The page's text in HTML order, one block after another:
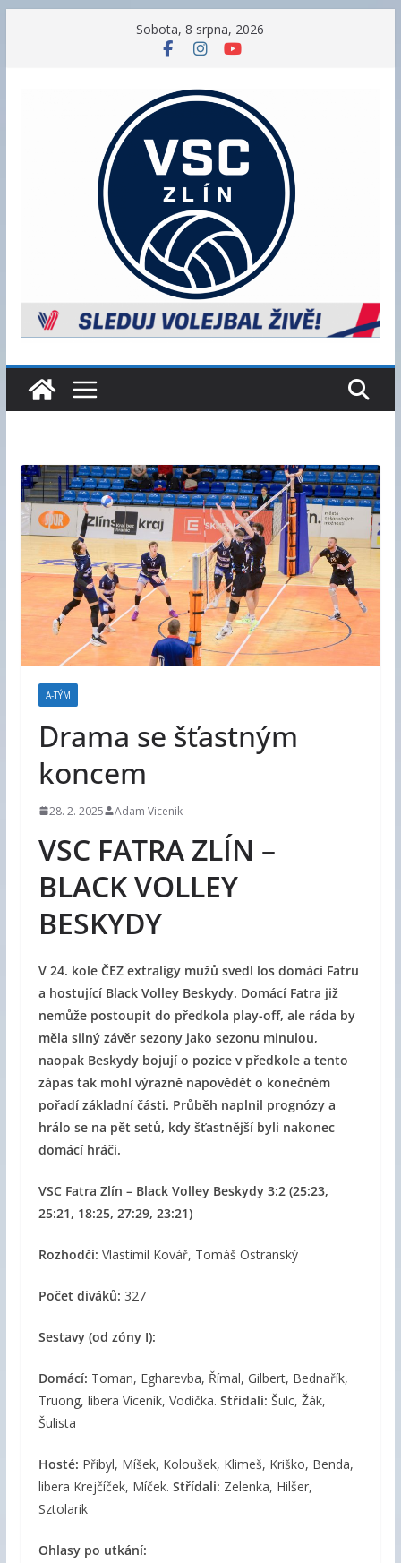
Sobota, 8 srpna, 2026
A-TÝM
Drama se šťastným
koncem
28. 2. 2025 Adam Vicenik
VSC FATRA ZLÍN –
BLACK VOLLEY
BESKYDY
V 24. kole ČEZ extraligy mužů svedl los domácí Fatru
a hostující Black Volley Beskydy. Domácí Fatra již
nemůže postoupit do předkola play-off, ale ráda by
měla silný závěr sezony jako sezonu minulou,
naopak Beskydy bojují o pozice v předkole a tento
zápas tak mohl výrazně napovědět o konečném
pořadí základní části. Průběh naplnil prognózy a
hrálo se na pět setů, kdy šťastnější byli nakonec
domácí hráči.
VSC Fatra Zlín – Black Volley Beskydy 3:2 (25:23,
25:21, 18:25, 27:29, 23:21)
Rozhodčí: Vlastimil Kovář, Tomáš Ostranský
Počet diváků: 327
Sestavy (od zóny I):
Domácí: Toman, Egharevba, Římal, Gilbert, Bednařík,
Truong, libera Viceník, Vodička. Střídali: Šulc, Žák,
Šulista
Hosté: Přibyl, Míšek, Koloušek, Klimeš, Kriško, Benda,
libera Krejčíček, Míček. Střídali: Zelenka, Hilšer,
Sztolarik
Ohlasy po utkání: